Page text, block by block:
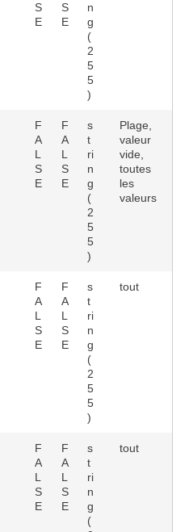
S
E
S
E
n
g
(
2
5
5
)
F
A
L
S
E
F
A
L
S
E
s
t
ri
n
g
(
2
5
5
)
Plage,
valeur
vide,
toutes
les
valeurs
F
A
L
S
E
F
A
L
S
E
s
t
ri
n
g
(
2
5
5
)
tout
F
A
L
S
E
F
A
L
S
E
s
t
ri
n
g
(
tout